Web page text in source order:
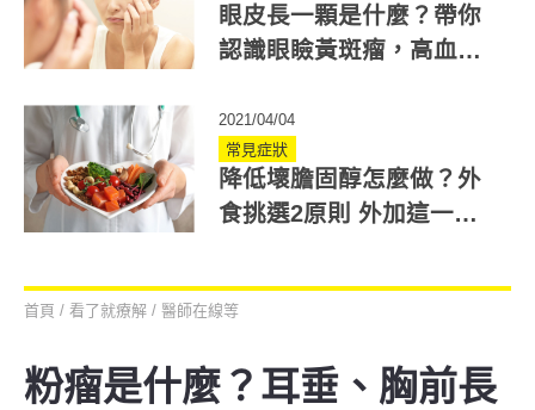
眼皮長一顆是什麼？帶你
認識眼瞼黃斑瘤，高血脂
2021/04/04
常見症狀
降低壞膽固醇怎麼做？外
食挑選2原則 外加這一
首頁 / 看了就療解 / 醫師在線等
粉瘤是什麼？耳垂、胸前長